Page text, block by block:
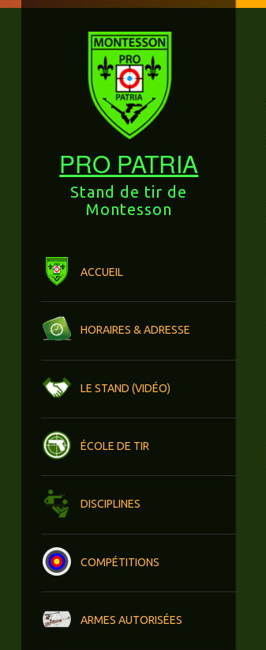
PRO PATRIA
Stand de tir de
Montesson
Menu
Aller au contenu principal
ACCUEIL
HORAIRES & ADRESSE
LE STAND (VIDÉO)
ÉCOLE DE TIR
DISCIPLINES
COMPÉTITIONS
ARMES AUTORISÉES